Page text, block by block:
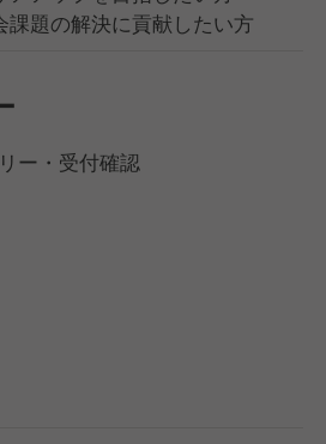
課題の解決に貢献したい方
ー・受付確認